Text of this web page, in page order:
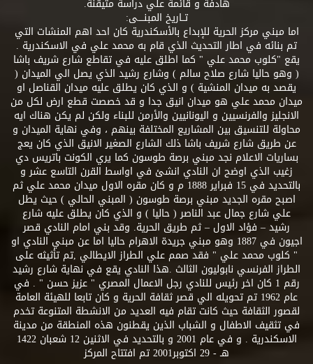
هادفة و قائمة علي دراسة متيقنة.
تــاريخ المبنــــى:
اما مبني مركز الحرية للإبداع بالأسكندرية كان احد اهم المنشات التي
تم بنائه في اطار التحديث الذي قام به محمد علي في الاسكندرية .
يقع "كلوب محمد علي " كما اطلق عليه في تقاطع شارع شريف باشا
( وهو حاليا شارع صلاح سالم ) وشارع رشيد الذي يصل الي الميدان (
يقصد به ميدان المنشية ) و الذي كان يطلق عليه ميدان القناصل او
ميدان محمد علي هو ميدان انيق جدا و قد خصصت قطع ارض لكل من
الانجليز والفرنسيين و اليونانيين والأرمن للبناء ولكن لم يكن هناك ايه
محاولة للتنسيق بين المشاريع المختلفة بينهم ، وفي نهاية الميدان و
عن طريق شارع شريف باشا ذلك الشارع الصغير الانيق الذي كان يعج
بساريات الاعلام نجد مبني برصة طوسون كما يري الكونت باتريس دي
زغيب الذي اوضح ان النادي انشئ في اواسط القرن التاسع عشر و
بالتحديد في 15 فبراير 1888 م و كان مقره الاول ميدان محمد علي ثم
اصبح مقره الجديد مبني برصة طوسون ( المبني الحالي ) حيث يطل
علي شارع جمال عبد الناصر ( حاليا ) و الذي كان يطلق عليه شارع
رشيد – فؤاد الاول – ثم طريق الحرية. وقد بني امام النادي قصر
اجيون في 1887 وهو مبني جريدة الاهرام حاليا اما عن مبني النادي او
" كلوب محمد علي " فقد صمم علي الطراز الايطالي ,تم تأثيثه على
الطراز الفرنسي نابوليون الثالث .هذا النادي يقع في نهاية شارع رشيد
رقم 1 كان اخر رئيس للنادي رجل الاعمال المصري " عزيز حسن " . في
عام 1962 تم تحويله الي قصر ثقافة الحرية و كان تابعا للهيئة العامة
لقصور الثقافة حيث كانت تقام فيه العديد من الانشطة المتنوعة تخدم
في تثقيف الاطفال و الشباب الذين يقطنون هذه المنطقة من مدينة
الاسكندرية . و في عام 2001 و بالتحديد في الاثنين 12 شعبان 1422
هـ - 29 اكتوبر2001 تم افتتاح المركز